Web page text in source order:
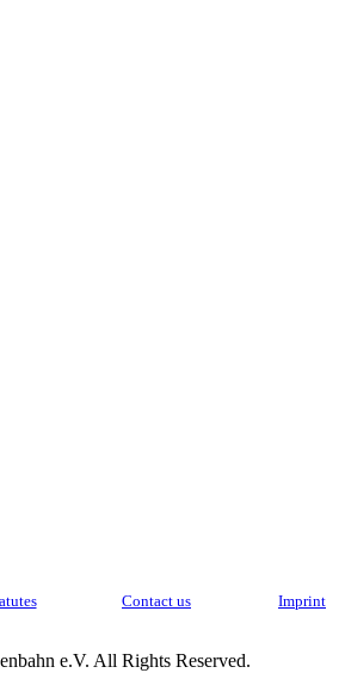
Contact us Imprint
e.V. All Rights Reserved.